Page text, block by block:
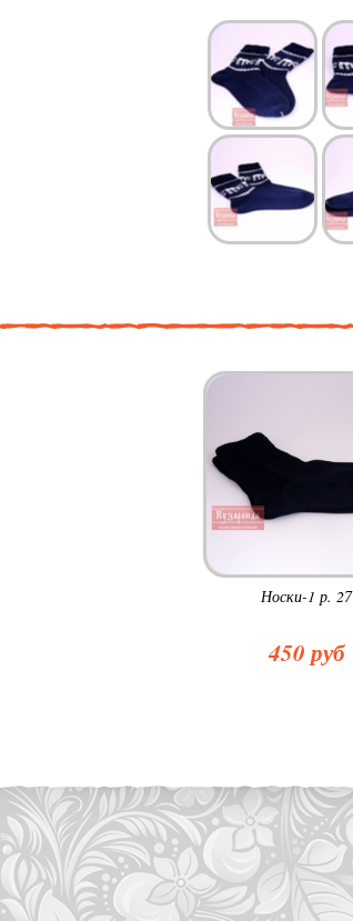
Носки-1 р. 27
450 руб